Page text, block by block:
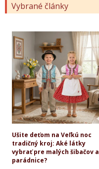
Vybrané články
Ušite deťom na Veľkú noc
tradičný kroj: Aké látky
vybrať pre malých šibačov a
parádnice?